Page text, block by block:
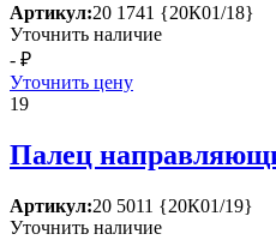
Артикул:20 1741 {20К01/18}
Уточнить наличие
- ₽
Уточнить цену
19
Палец
Артикул:20 5011 {20К01/19}
Уточнить наличие